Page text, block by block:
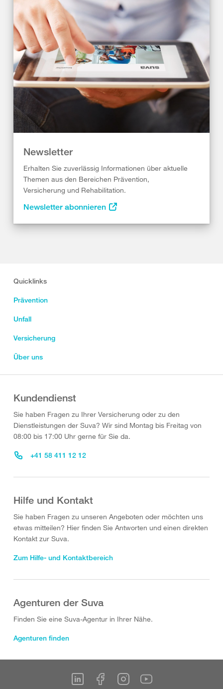
Newsletter
Erhalten Sie zuverlässig Informationen über aktuelle
Themen aus den Bereichen Prävention,
Versicherung und Rehabilitation.
Newsletter abonnieren
Quicklinks
Prävention
Unfall
Versicherung
Über uns
Kundendienst
Sie haben Fragen zu Ihrer Versicherung oder zu den
Dienstleistungen der Suva? Wir sind Montag bis Freitag von
08:00 bis 17:00 Uhr gerne für Sie da.
+41 58 411 12 12
Hilfe und Kontakt
Sie haben Fragen zu unseren Angeboten oder möchten uns
etwas mitteilen? Hier finden Sie Antworten und einen direkten
Kontakt zur Suva.
Zum Hilfe- und Kontaktbereich
Agenturen der Suva
Finden Sie eine Suva-Agentur in Ihrer Nähe.
Agenturen finden